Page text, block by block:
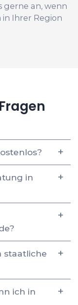
gerne an, wenn
in Ihrer Region
in
staatliche
ich in